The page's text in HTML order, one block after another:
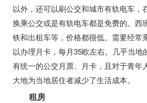
以外，还可以刷公交和城市有轨电车，
换乘公交或是有轨电车都是免费的。西
铁和出租车等，价格都很低。需要经常
以办理月卡，每月35欧左右。几乎当地
有统一的公交月票、月卡，且对于青年
大地为当地居住者减少了生活成本。
租房